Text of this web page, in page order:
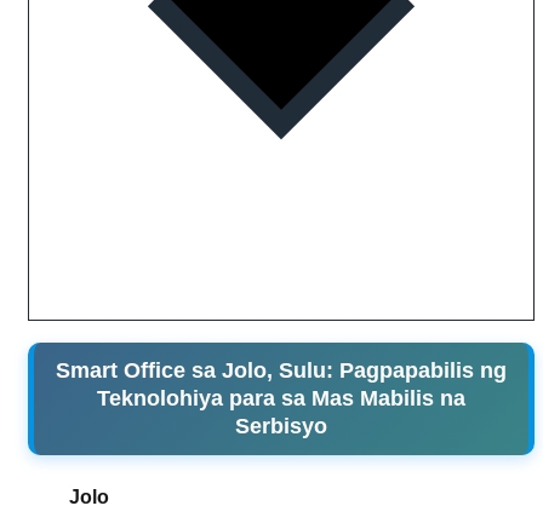
Smart Office sa Jolo, Sulu: Pagpapabilis ng
Teknolohiya para sa Mas Mabilis na
Serbisyo
Jolo